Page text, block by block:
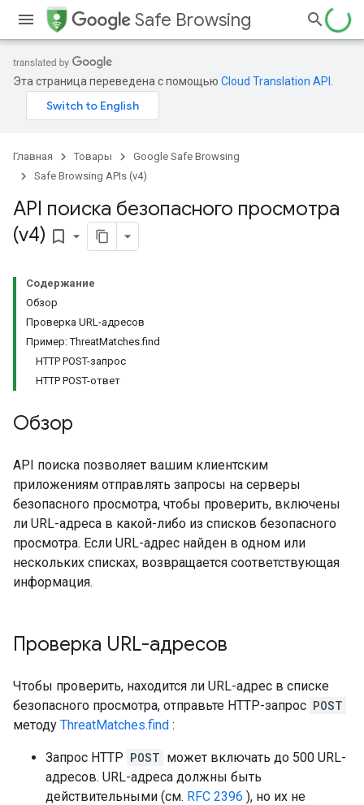
Safe Browsing
Эта страница переведена с помощью Cloud Translation API
Главная Товары
Google Safe Browsing
Safe Browsing APIs (v4)
API поиска безопасного просмотра
(v4) bookmark_border
Содержание
Обзор
Проверка URL-адресов
Пример: ThreatMatches.find
HTTP POST-запрос
HTTP POST-ответ
Обзор
API поиска позволяет вашим клиентским
приложениям отправлять запросы на серверы
безопасного просмотра, чтобы проверить, включены
ли URL-адреса в какой-либо из списков безопасного
просмотра. Если URL-адрес найден в одном или
нескольких списках, возвращается соответствующая
информация.
Проверка URL-адресов
Чтобы проверить, находится ли URL-адрес в списке
безопасного просмотра, отправьте HTTP-запрос POST
методу ThreatMatches.find :
Запрос HTTP POST может включать до 500 URL-
адресов. URL-адреса должны быть
действительными (см. RFC 2396 ), но их не